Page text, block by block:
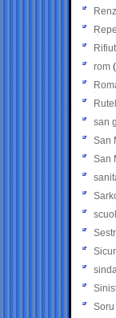
rom
san
San
San
Soru